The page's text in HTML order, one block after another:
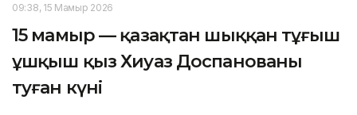
09:38, 15 Мамыр 2026
15 мамыр — қазақтан шыққан тұңғыш
ұшқыш қыз Хиуаз Доспанованың
туған күні